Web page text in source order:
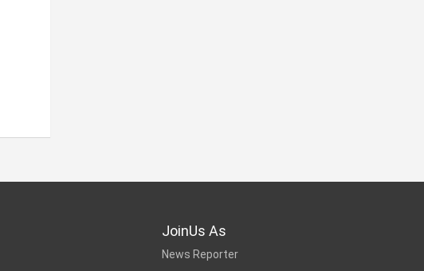
JoinUs As
News Reporter